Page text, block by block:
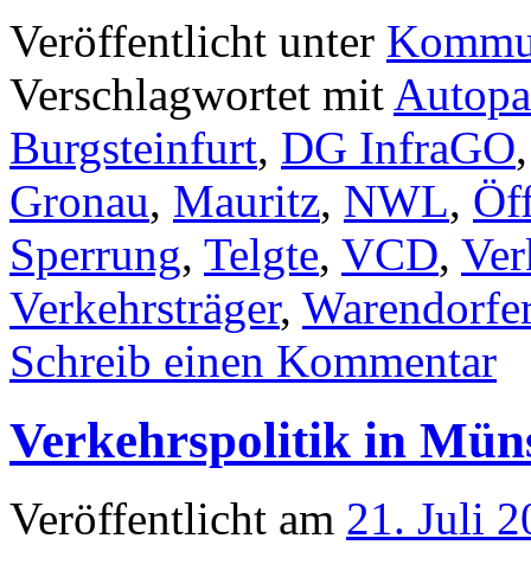
Veröffentlicht unter
Verschlagwortet mit
Burgsteinfurt, DG InfraGO
Gronau, Mauritz, NWL,
Sperrung, Telgte, VCD,
Verkehrsträger,
Schreib einen Kommentar
Verkehrspolitik in
Veröffentlicht am 21. Juli